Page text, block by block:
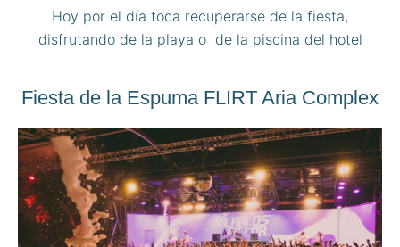
Hoy por el día toca recuperarse de la fiesta,
disfrutando de la playa o de la piscina del hotel
Fiesta de la Espuma FLIRT Aria Complex